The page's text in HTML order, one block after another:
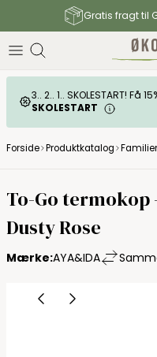
Gratis fragt til
3.. 2.. 1.. SKOLESTART!
SKOLESTART
Forside Produktkatalog
To-Go termokop
Dusty Rose
Mærke:AYA&IDA